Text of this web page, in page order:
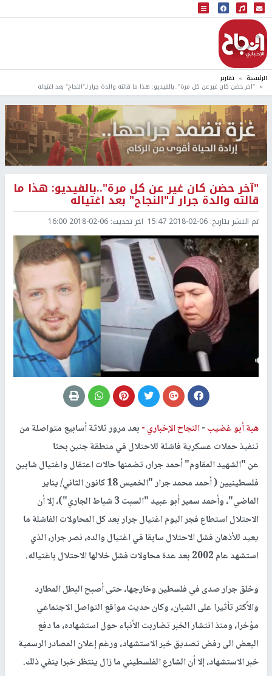
البث المباشر
إذاعة النجاح
الرئيسية تقارير
"آخر حضن كان غير عن كل مرة"..بالفيديو: هذا ما قالته والدة جرار لـ"النجاح" بعد اغتياله
"آخر حضن كان غير عن كل مرة"..بالفيديو: هذا ما
قالته والدة جرار لـ"النجاح" بعد اغتياله
تم النشر بتاريخ: 2018-02-06 15:47 اخر تحديث: 2018-02-06 16:00
هبة أبو غضيب-النجاح الإخباري -بعد مرور ثلاثة أسابيع متواصلة من
تنفيذ حملات عسكرية فاشلة للاحتلال في منطقة جنين بحثا
عن "الشهيد المقاوم" أحمد جرار، تضمنها حالات اعتقال واغتيال شابين
فلسطينيين ( أحمد محمد جرار "الخميس 18 كانون الثاني/ يناير
الماضي"، وأحمد سمير أبو عبيد "السبت 3 شباط الجاري")، إلا أن
الاحتلال استطاع فجر اليوم اغتيال جرار بعد كل المحاولات الفاشلة ما
يعيد للأذهان فشل الاحتلال سابقا في اغتيال والده، نصر جرار، الذي
استشهد عام 2002 بعد عدة محاولات فشل خلالها الاحتلال باغتياله.
وخلق جرار صدى في فلسطين وخارجها، حتى أصبح البطل المطارد
والأكثر تأثيرا على الشبان، وكان حديث مواقع التواصل الاجتماعي
مؤخرا، ومنذ انتشار الخبر تضاربت الأنباء حول استشهاده، ما دفع
البعض الى رفض تصديق خبر الاستشهاد، ورغم إعلان المصادر الرسمية
خبر الاستشهاد، إلا أن الشارع الفلسطيني ما زال ينتظر خبرا ينفي ذلك.